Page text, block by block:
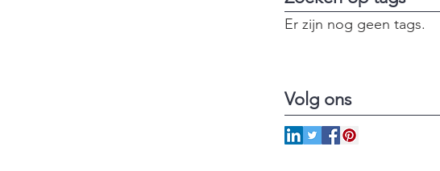
Er zijn nog geen tags.
Volg ons